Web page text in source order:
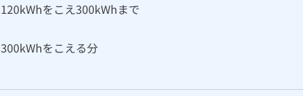
120kWhをこえ300kWhまで
300kWhをこえる分